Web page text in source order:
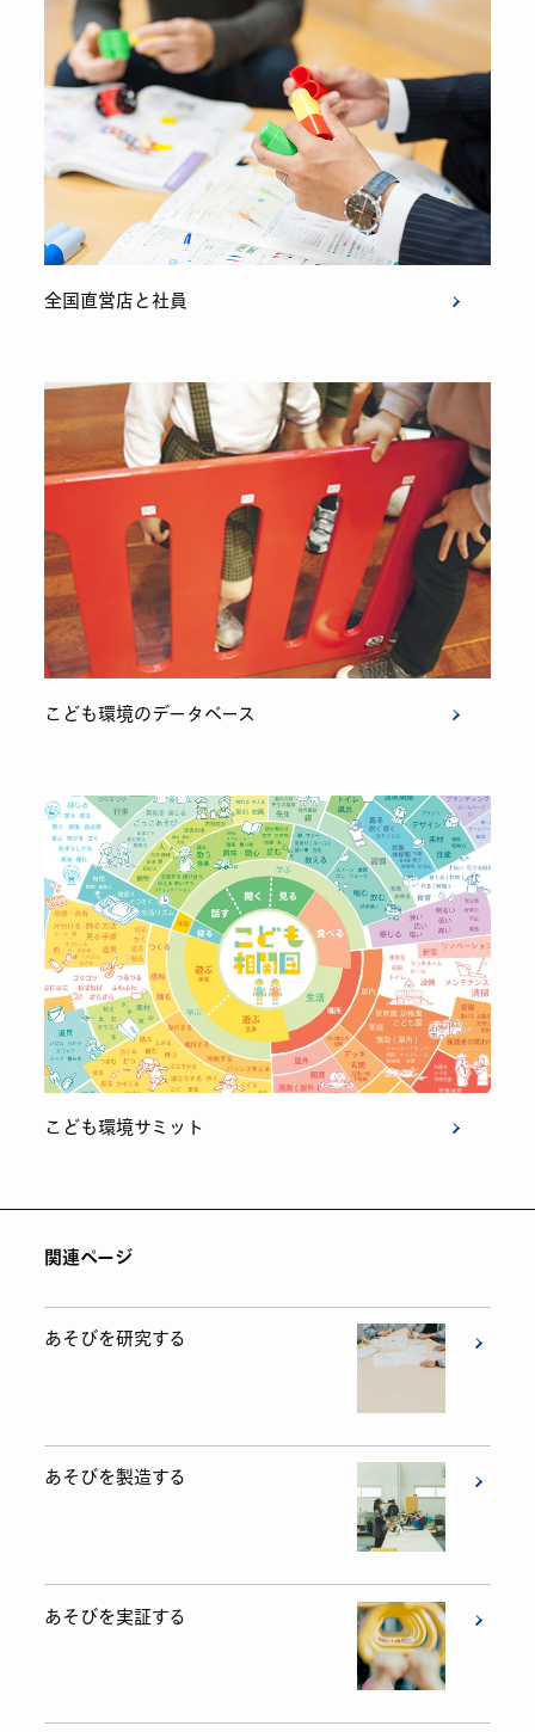
全国直営店と社員
こども環境のデータベース
こども環境サミット
関連ページ
あそびを研究する
あそびを製造する
あそびを実証する